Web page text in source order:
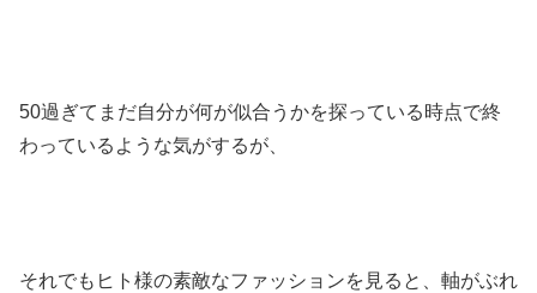
50過ぎてまだ自分が何が似合うかを探っている時点で終
わっているような気がするが、
それでもヒト様の素敵なファッションを見ると、軸がぶれ